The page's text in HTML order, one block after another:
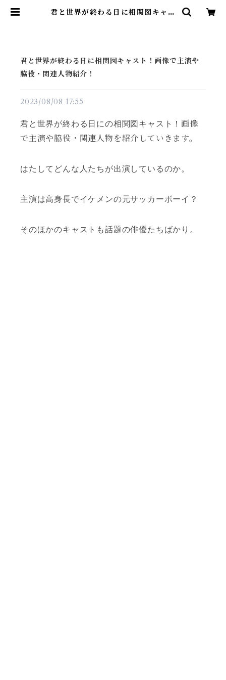
君と世界が終わる日に相関図キャス
君と世界が終わる日に相関図キャスト！画像で主演や
脇役・関連人物紹介！
2023/08/08 17:55
君と世界が終わる日にの相関図キャスト！ 画像
で主演や脇役・関連人物を紹介していきます。
はたしてどんな人たちが出演しているのか。
主演は高身長でイケメンの元サッカーボーイ？
そのほかのキャストも話題の俳優たちばかり。